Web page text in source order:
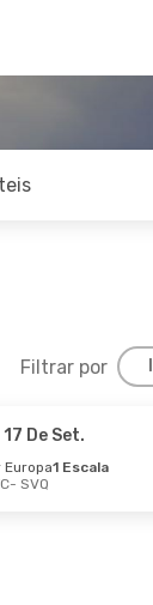
Filtrar por
17 De Set.
Europa1 Escala
- SVQ